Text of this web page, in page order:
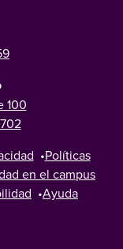
100
•Políticas
en el campus
•Ayuda